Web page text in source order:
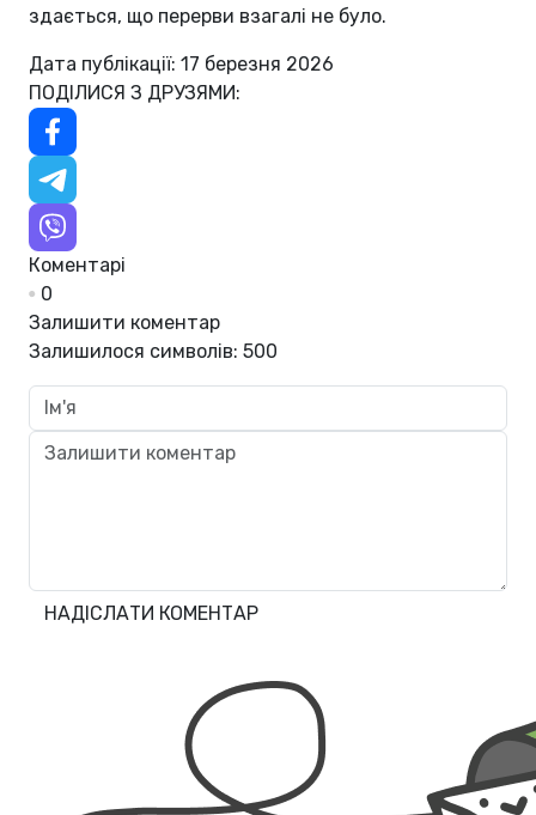
здається, що перерви взагалі не було.
Дата публікації: 17 березня 2026
ПОДІЛИСЯ З ДРУЗЯМИ:
Коментарі
0
Залишити коментар
Залишилося символів: 500
НАДІСЛАТИ КОМЕНТАР